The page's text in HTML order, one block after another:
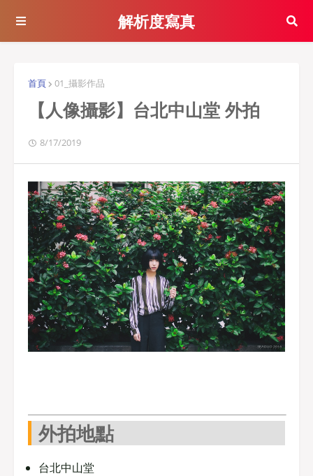
解析度寫真
首頁 01_攝影作品
【人像攝影】台北中山堂 外拍
8/17/2019
外拍地點
台北中山堂